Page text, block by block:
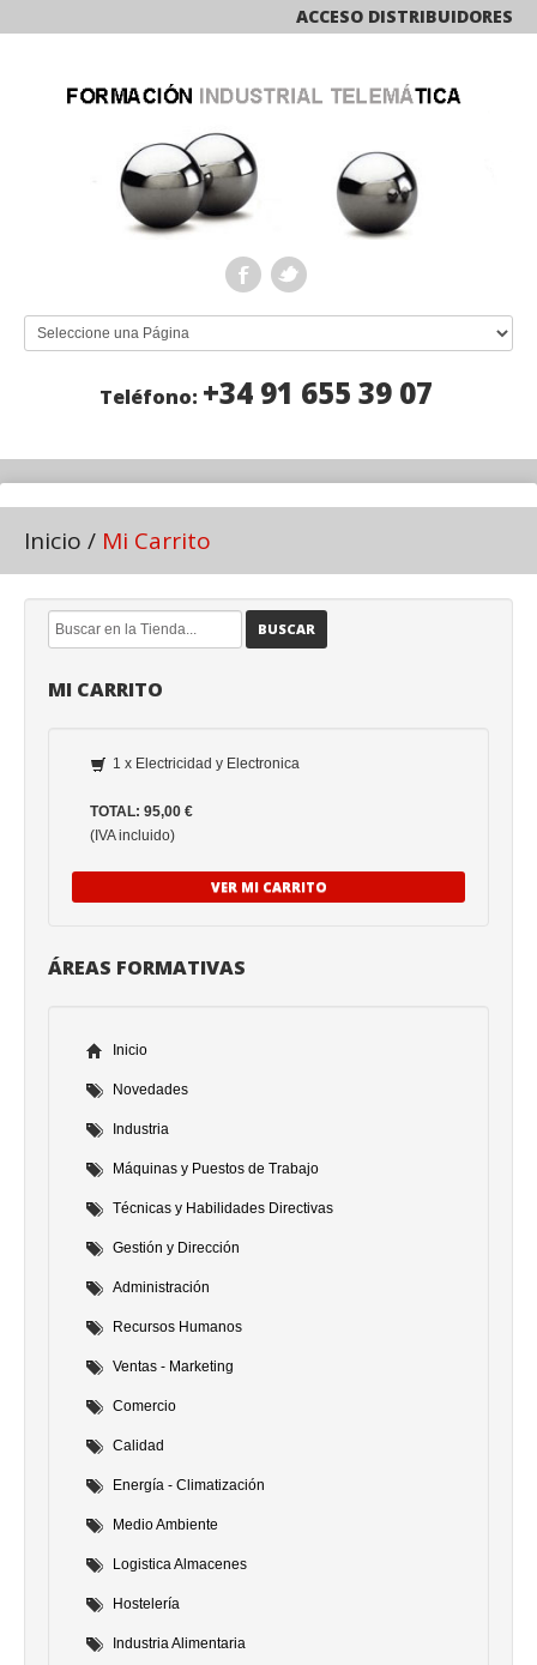
ACCESO DISTRIBUIDORES
Teléfono: +34 91 655 39 07
Inicio / Mi Carrito
BUSCAR
MI CARRITO
1 x Electricidad y Electronica
TOTAL: 95,00 €
(IVA incluido)
VER MI CARRITO
ÁREAS FORMATIVAS
Inicio
Novedades
Industria
Máquinas y Puestos de Trabajo
Técnicas y Habilidades Directivas
Gestión y Dirección
Administración
Recursos Humanos
Ventas - Marketing
Comercio
Calidad
Energía - Climatización
Medio Ambiente
Logistica Almacenes
Hostelería
Industria Alimentaria